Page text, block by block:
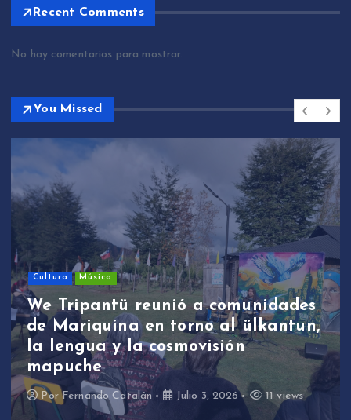
Recent Comments
No hay comentarios para mostrar.
You Missed
Cultura Música
We Tripantü reunió a comunidades
de Mariquina en torno al ülkantun,
la lengua y la cosmovisión
mapuche
Por Fernando Catalán Julio 3, 2026 11 views